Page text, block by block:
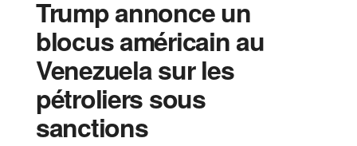
Trump annonce un
blocus américain au
Venezuela sur les
pétroliers sous
sanctions